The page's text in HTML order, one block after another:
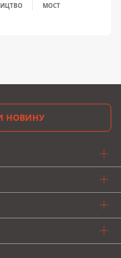
МОСТ
НОВИНУ